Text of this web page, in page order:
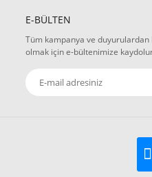
E-BÜLTEN
Tüm kampanya ve
olmak için e-bültenimize